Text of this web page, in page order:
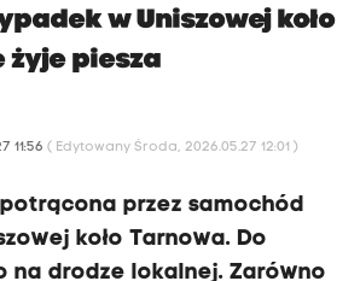
w Uniszowej koło
żyje piesza
11:56 ( Edytowany Środa, 2026.05.27 12:01 )
przez samochód
koło Tarnowa. Do
na drodze lokalnej. Zarówno